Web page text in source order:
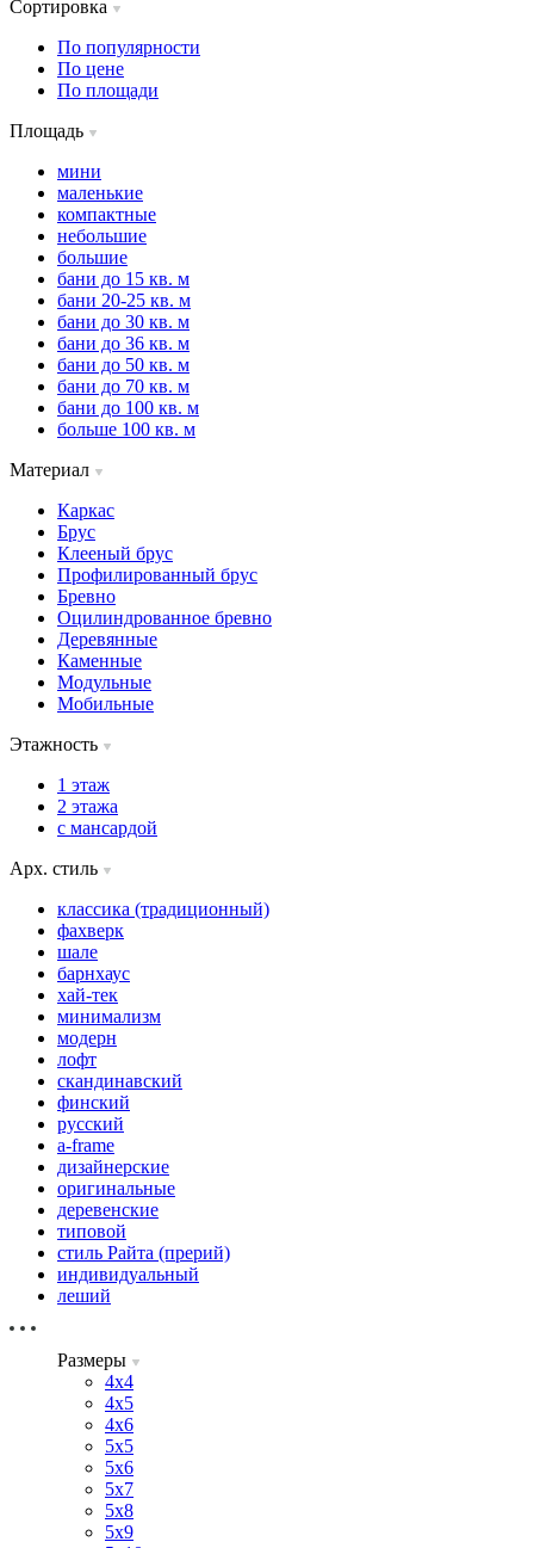
Сортировка
По популярности
По цене
По площади
Площадь
мини
маленькие
компактные
небольшие
большие
бани до 15 кв. м
бани 20-25 кв. м
бани до 30 кв. м
бани до 36 кв. м
бани до 50 кв. м
бани до 70 кв. м
бани до 100 кв. м
больше 100 кв. м
Материал
Каркас
Брус
Клееный брус
Профилированный брус
Бревно
Оцилиндрованное бревно
Деревянные
Каменные
Модульные
Мобильные
Этажность
1 этаж
2 этажа
с мансардой
Арх. стиль
классика (традиционный)
фахверк
шале
барнхаус
хай-тек
минимализм
модерн
лофт
скандинавский
финский
русский
a-frame
дизайнерские
оригинальные
деревенские
типовой
стиль Райта (прерий)
индивидуальный
леший
Размеры
4х4
4х5
4х6
5х5
5х6
5х7
5х8
5х9